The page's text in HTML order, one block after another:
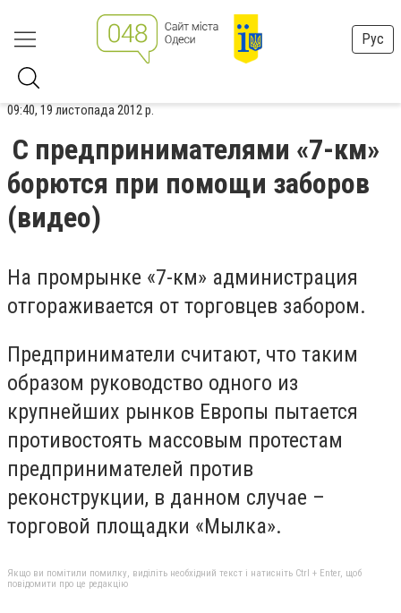
Рус
09:40, 19 листопада 2012 р.
С предпринимателями «7-км»
борются при помощи заборов
(видео)
На промрынке «7-км» администрация
отгораживается от торговцев забором.
Предприниматели считают, что таким
образом руководство одного из
крупнейших рынков Европы пытается
противостоять массовым протестам
предпринимателей против
реконструкции, в данном случае –
торговой площадки «Мылка».
Якщо ви помітили помилку, виділіть необхідний текст і натисніть Ctrl + Enter, щоб
повідомити про це редакцію